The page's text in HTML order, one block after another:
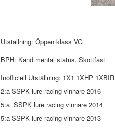
Utställning: Öppen klass VG
BPH: Känd mental status, Skottfast
Inofficiell Utställning: 1X1 1XHP 1XBIR
2:a SSPK lure racing vinnare 2016
5:a SSPK lure racing vinnare 2014
5:a SSPK lure racing vinnare 2013